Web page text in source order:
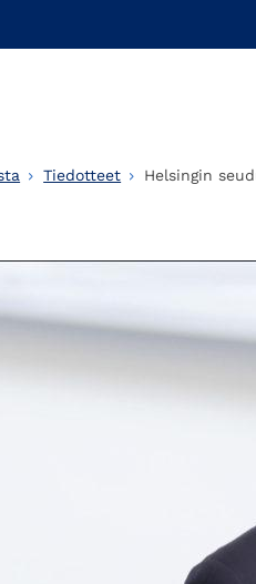
Tiedotteet
Helsingin